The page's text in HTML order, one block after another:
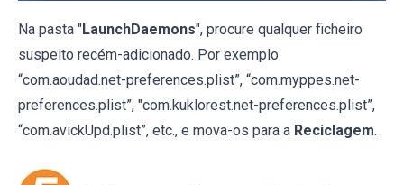
Na pasta "LaunchDaemons", procure qualquer ficheiro
suspeito recém-adicionado. Por exemplo
“com.aoudad.net-preferences.plist”, “com.myppes.net-
preferences.plist”, "com.kuklorest.net-preferences.plist”,
“com.avickUpd.plist”, etc., e mova-os para a Reciclagem.